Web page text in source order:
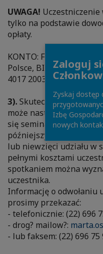
UWAGA!
tylko na podstawie
opłaty.
KONTO: Francuska Izba
Polsce, BISE SA III o/
4017 2003
3).Skuteczne
może nast?pić
się seminarium.
późniejszym jak również
lub niewzięci udziału w
pełnymi kosztami
spotkaniem można
uczestnika.
Informację o odwołaniu
prosimy przekazać:
- telefonicznie: (22) 696
- drog? mailow?:
- lub faksem: (22) 696 75
Zaloguj
Zyskaj dostęp
Izbę
nowych